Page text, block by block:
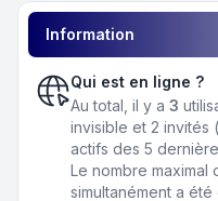
Information
Qui est en ligne ?
Au total, il y a 3
invisible et 2 invités
actifs des 5
Le nombre maximal
simultanément a été